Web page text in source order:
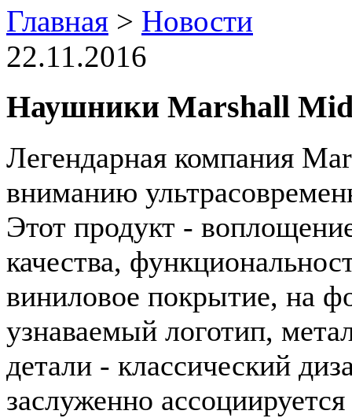
Главная > Новости
22.11.2016
Наушники Marshall
Легендарная компания
вниманию
Этот продукт -
качества,
виниловое покрытие, на
узнаваемый логотип,
детали - классический
заслуженно